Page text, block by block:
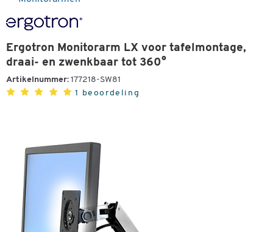
Ergotron Monitorarm LX voor tafelmontage,
draai- en zwenkbaar tot 360°
Artikelnummer: 177218-SW81
1 beoordeling